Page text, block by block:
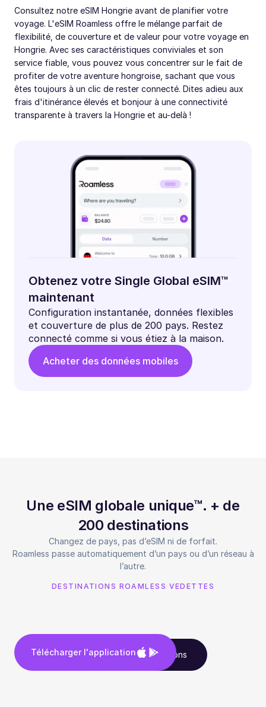
Consultez notre eSIM Hongrie avant de planifier votre
voyage. L'eSIM Roamless offre le mélange parfait de
flexibilité, de couverture et de valeur pour votre voyage en
Hongrie. Avec ses caractéristiques conviviales et son
service fiable, vous pouvez vous concentrer sur le fait de
profiter de votre aventure hongroise, sachant que vous
êtes toujours à un clic de rester connecté. Dites adieu aux
frais d'itinérance élevés et bonjour à une connectivité
transparente à travers la Hongrie et au-delà !
Obtenez votre Single Global eSIM™
maintenant
Configuration instantanée, données flexibles
et couverture de plus de 200 pays. Restez
connecté comme si vous étiez à la maison.
Acheter des données mobiles
Une eSIM globale unique™. + de
200 destinations
Changez de pays, pas d’eSIM ni de forfait.
Roamless passe automatiquement d’un pays ou d’un réseau à
l’autre.
DESTINATIONS ROAMLESS VEDETTES
Voir toutes les destinations
Télécharger l'application